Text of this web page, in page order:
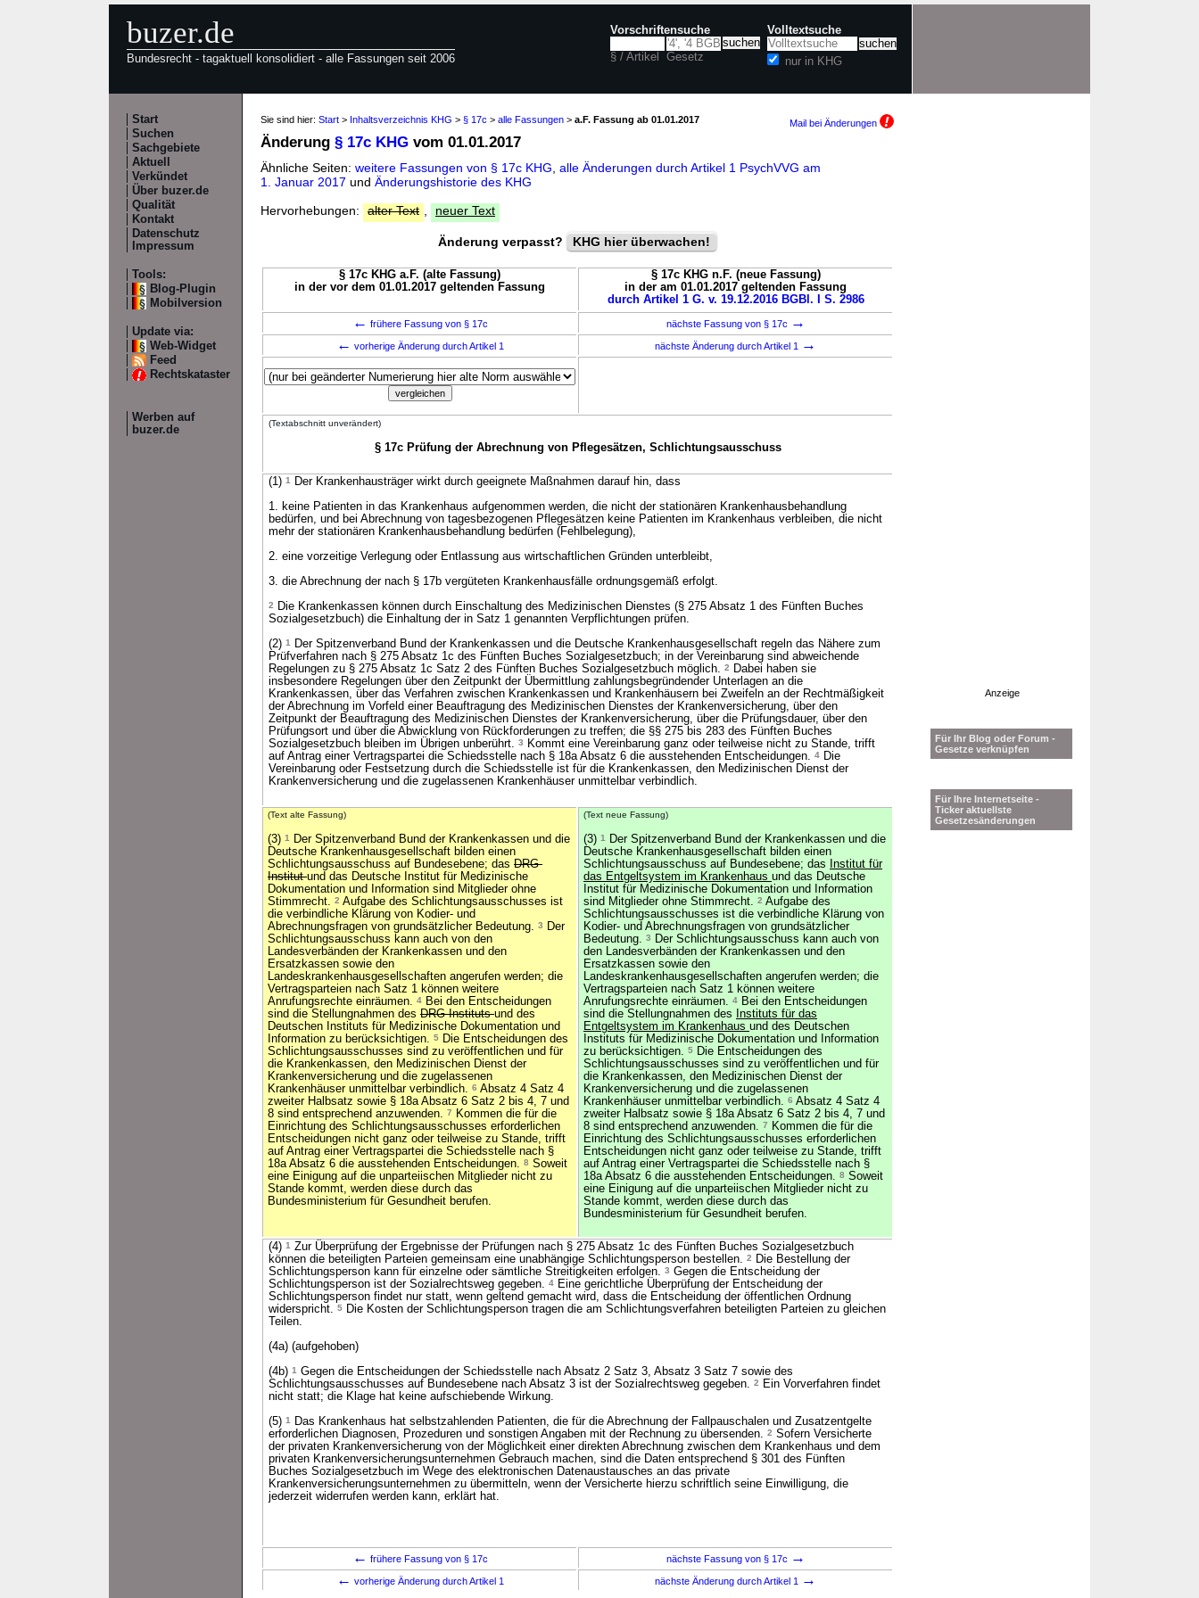
buzer.de
Bundesrecht - tagaktuell konsolidiert - alle Fassungen seit 2006
Vorschriftensuche
§ / Artikel Gesetz
Volltextsuche
nur in KHG
Start
Suchen
Sachgebiete
Aktuell
Verkündet
Über buzer.de
Qualität
Kontakt
Datenschutz
Impressum
Tools:
Blog-Plugin
Mobilversion
Update via:
Web-Widget
Feed
Rechtskataster
Werben auf
buzer.de
Sie sind hier: Start > Inhaltsverzeichnis KHG > § 17c > alle Fassungen > a.F. Fassung ab 01.01.2017 Mail bei Änderungen
Änderung § 17c KHG vom 01.01.2017
Ähnliche Seiten: weitere Fassungen von § 17c KHG alle Änderungen durch Artikel 1 PsychVVG am
1. Januar 2017 und Änderungshistorie des KHG
Hervorhebungen:
alter Text neuer Text
Änderung verpasst? KHG hier überwachen!
§ 17c KHG a.F. (alte Fassung)
in der vor dem 01.01.2017 geltenden Fassung
§ 17c KHG n.F. (neue Fassung)
in der am 01.01.2017 geltenden Fassung
durch Artikel 1 G. v. 19.12.2016 BGBl. I S. 2986
← frühere Fassung von § 17c nächste Fassung von § 17c →
← vorherige Änderung durch Artikel 1 nächste Änderung durch Artikel 1 →
(Textabschnitt unverändert)
§ 17c Prüfung der Abrechnung von Pflegesätzen, Schlichtungsausschuss
(1) 1
Der Krankenhausträger wirkt durch geeignete Maßnahmen darauf hin, dass
1. keine Patienten in das Krankenhaus aufgenommen werden, die nicht der stationären Krankenhausbehandlung
bedürfen, und bei Abrechnung von tagesbezogenen Pflegesätzen keine Patienten im Krankenhaus verbleiben, die nicht
mehr der stationären Krankenhausbehandlung bedürfen (Fehlbelegung),
2. eine vorzeitige Verlegung oder Entlassung aus wirtschaftlichen Gründen unterbleibt,
3. die Abrechnung der nach § 17b vergüteten Krankenhausfälle ordnungsgemäß erfolgt.
2
Die Krankenkassen können durch Einschaltung des Medizinischen Dienstes (§ 275 Absatz 1 des Fünften Buches
Sozialgesetzbuch) die Einhaltung der in Satz 1 genannten Verpflichtungen prüfen.
(2) 1
Der Spitzenverband Bund der Krankenkassen und die Deutsche Krankenhausgesellschaft regeln das Nähere zum
Prüfverfahren nach § 275 Absatz 1c des Fünften Buches Sozialgesetzbuch; in der Vereinbarung sind abweichende
Regelungen zu § 275 Absatz 1c Satz 2 des Fünften Buches Sozialgesetzbuch möglich. 2
Dabei haben sie
insbesondere Regelungen über den Zeitpunkt der Übermittlung zahlungsbegründender Unterlagen an die
Krankenkassen, über das Verfahren zwischen Krankenkassen und Krankenhäusern bei Zweifeln an der Rechtmäßigkeit
der Abrechnung im Vorfeld einer Beauftragung des Medizinischen Dienstes der Krankenversicherung, über den
Zeitpunkt der Beauftragung des Medizinischen Dienstes der Krankenversicherung, über die Prüfungsdauer, über den
Prüfungsort und über die Abwicklung von Rückforderungen zu treffen; die §§ 275 bis 283 des Fünften Buches
Sozialgesetzbuch bleiben im Übrigen unberührt. 3
Kommt eine Vereinbarung ganz oder teilweise nicht zu Stande, trifft
auf Antrag einer Vertragspartei die Schiedsstelle nach § 18a Absatz 6 die ausstehenden Entscheidungen. 4 Die
Vereinbarung oder Festsetzung durch die Schiedsstelle ist für die Krankenkassen, den Medizinischen Dienst der
Krankenversicherung und die zugelassenen Krankenhäuser unmittelbar verbindlich.
(Text alte Fassung)
(3) 1
Der Spitzenverband Bund der Krankenkassen und die
Deutsche Krankenhausgesellschaft bilden einen
Schlichtungsausschuss auf Bundesebene; das DRG-
Institutund das Deutsche Institut für Medizinische
Dokumentation und Information sind Mitglieder ohne
Stimmrecht. 2 Aufgabe des Schlichtungsausschusses ist
die verbindliche Klärung von Kodier- und
Abrechnungsfragen von grundsätzlicher Bedeutung. 3
Der
Schlichtungsausschuss kann auch von den
Landesverbänden der Krankenkassen und den
Ersatzkassen sowie den
Landeskrankenhausgesellschaften angerufen werden; die
Vertragsparteien nach Satz 1 können weitere
Anrufungsrechte einräumen. 4 Bei den Entscheidungen
sind die Stellungnahmen des DRG-Institutsund des
Deutschen Instituts für Medizinische Dokumentation und
Information zu berücksichtigen. 5 Die Entscheidungen des
Schlichtungsausschusses sind zu veröffentlichen und für
die Krankenkassen, den Medizinischen Dienst der
Krankenversicherung und die zugelassenen
Krankenhäuser unmittelbar verbindlich. 6 Absatz 4 Satz 4
zweiter Halbsatz sowie § 18a Absatz 6 Satz 2 bis 4, 7 und
8 sind entsprechend anzuwenden. 7
Kommen die für die
Einrichtung des Schlichtungsausschusses erforderlichen
Entscheidungen nicht ganz oder teilweise zu Stande, trifft
auf Antrag einer Vertragspartei die Schiedsstelle nach §
18a Absatz 6 die ausstehenden Entscheidungen. 8 Soweit
eine Einigung auf die unparteiischen Mitglieder nicht zu
Stande kommt, werden diese durch das
Bundesministerium für Gesundheit berufen.
(Text neue Fassung)
(3) 1
Der Spitzenverband Bund der Krankenkassen und die
Deutsche Krankenhausgesellschaft bilden einen
Schlichtungsausschuss auf Bundesebene; das
Institut für
das Entgeltsystem im Krankenhaus und das Deutsche
Institut für Medizinische Dokumentation und Information
sind Mitglieder ohne Stimmrecht. 2 Aufgabe des
Schlichtungsausschusses ist die verbindliche Klärung von
Kodier- und Abrechnungsfragen von grundsätzlicher
Bedeutung. 3
Der Schlichtungsausschuss kann auch von
den Landesverbänden der Krankenkassen und den
Ersatzkassen sowie den
Landeskrankenhausgesellschaften angerufen werden; die
Vertragsparteien nach Satz 1 können weitere
Anrufungsrechte einräumen. 4 Bei den Entscheidungen
sind die Stellungnahmen des
Instituts für das
Entgeltsystem im Krankenhaus und des Deutschen
Instituts für Medizinische Dokumentation und Information
zu berücksichtigen. 5 Die Entscheidungen des
Schlichtungsausschusses sind zu veröffentlichen und für
die Krankenkassen, den Medizinischen Dienst der
Krankenversicherung und die zugelassenen
Krankenhäuser unmittelbar verbindlich. 6 Absatz 4 Satz 4
zweiter Halbsatz sowie § 18a Absatz 6 Satz 2 bis 4, 7 und
8 sind entsprechend anzuwenden. 7
Kommen die für die
Einrichtung des Schlichtungsausschusses erforderlichen
Entscheidungen nicht ganz oder teilweise zu Stande, trifft
auf Antrag einer Vertragspartei die Schiedsstelle nach §
18a Absatz 6 die ausstehenden Entscheidungen. 8 Soweit
eine Einigung auf die unparteiischen Mitglieder nicht zu
Stande kommt, werden diese durch das
Bundesministerium für Gesundheit berufen.
(4) 1 Zur Überprüfung der Ergebnisse der Prüfungen nach § 275 Absatz 1c des Fünften Buches Sozialgesetzbuch
können die beteiligten Parteien gemeinsam eine unabhängige Schlichtungsperson bestellen. 2
Die Bestellung der
Schlichtungsperson kann für einzelne oder sämtliche Streitigkeiten erfolgen. 3 Gegen die Entscheidung der
Schlichtungsperson ist der Sozialrechtsweg gegeben. 4 Eine gerichtliche Überprüfung der Entscheidung der
Schlichtungsperson findet nur statt, wenn geltend gemacht wird, dass die Entscheidung der öffentlichen Ordnung
widerspricht. 5 Die Kosten der Schlichtungsperson tragen die am Schlichtungsverfahren beteiligten Parteien zu gleichen
Teilen.
(4a) (aufgehoben)
(4b) 1 Gegen die Entscheidungen der Schiedsstelle nach Absatz 2 Satz 3, Absatz 3 Satz 7 sowie des
Schlichtungsausschusses auf Bundesebene nach Absatz 3 ist der Sozialrechtsweg gegeben. 2
Ein Vorverfahren findet
nicht statt; die Klage hat keine aufschiebende Wirkung.
(5) 1
Das Krankenhaus hat selbstzahlenden Patienten, die für die Abrechnung der Fallpauschalen und Zusatzentgelte
erforderlichen Diagnosen, Prozeduren und sonstigen Angaben mit der Rechnung zu übersenden. 2 Sofern Versicherte
der privaten Krankenversicherung von der Möglichkeit einer direkten Abrechnung zwischen dem Krankenhaus und dem
privaten Krankenversicherungsunternehmen Gebrauch machen, sind die Daten entsprechend § 301 des Fünften
Buches Sozialgesetzbuch im Wege des elektronischen Datenaustausches an das private
Krankenversicherungsunternehmen zu übermitteln, wenn der Versicherte hierzu schriftlich seine Einwilligung, die
jederzeit widerrufen werden kann, erklärt hat.
← frühere Fassung von § 17c nächste Fassung von § 17c →
← vorherige Änderung durch Artikel 1 nächste Änderung durch Artikel 1 →
Anzeige
Für Ihr Blog oder Forum -
Gesetze verknüpfen
Für Ihre Internetseite -
Ticker aktuellste
Gesetzesänderungen